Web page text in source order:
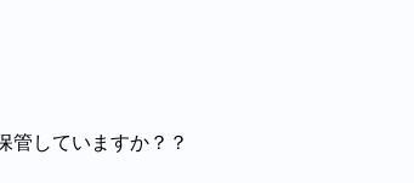
管していますか？？